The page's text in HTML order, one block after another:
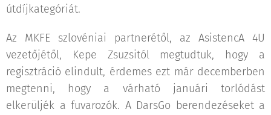
útdíjkategóriát.
Az MKFE szlovéniai partnerétől, az AsistencA 4U
vezetőjétől, Kepe Zsuzsitól megtudtuk, hogy a
regisztráció elindult, érdemes ezt már decemberben
megtenni, hogy a várható januári torlódást
elkerüljék a fuvarozók. A DarsGo berendezéseket a